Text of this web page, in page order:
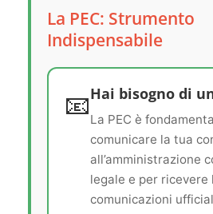
La PEC: Strumento
Indispensabile
📧Hai bisogno di
La PEC è
comunicare la tua
all’amministrazione
legale e per ricevere
comunicazioni